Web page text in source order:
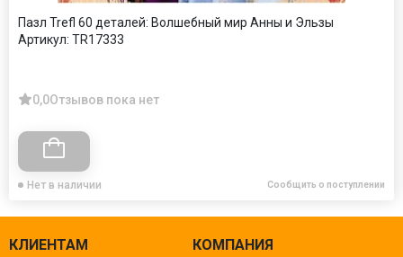
Пазл Trefl 60 деталей: Волшебный мир Анны и Эльзы
Артикул: TR17333
0,0Отзывов пока нет
Нет в наличии Сообщить о поступлении
КЛИЕНТАМ КОМПАНИЯ